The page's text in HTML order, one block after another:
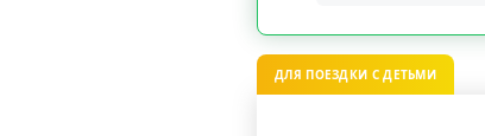
ДЛЯ ПОЕЗДКИ С ДЕТЬМИ